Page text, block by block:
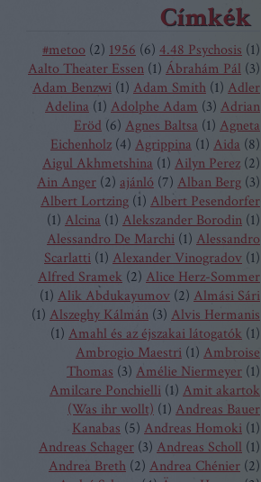
Címkék
#metoo (2) 1956 (6) 4.48 Psychosis (1)
Aalto Theater Essen (1) Ábrahám Pál (3)
Adam Benzwi (1) Adam Smith (1) Adler
Adelina (1) Adolphe Adam (3) Adrian
Eröd (6) Agnes Baltsa (1) Agneta
Eichenholz (4) Agrippina (1) Aida (8)
Aigul Akhmetshina (1) Ailyn Perez (2)
Ain Anger (2) ajánló (7) Alban Berg (3)
Albert Lortzing (1) Albert Pesendorfer
(1) Alcina (1) Alekszander Borodin (1)
Alessandro De Marchi (1) Alessandro
Scarlatti (1) Alexander Vinogradov (1)
Alfred Sramek (2) Alice Herz-Sommer
(1) Alik Abdukayumov (2) Almási Sári
(1) Alszeghy Kálmán (3) Alvis Hermanis
(1) Amahl és az éjszakai látogatók (1)
Ambrogio Maestri (1) Ambroise
Thomas (3) Amélie Niermeyer (1)
Amilcare Ponchielli (1) Amit akartok
(Was ihr wollt) (1) Andreas Bauer
Kanabas (5) Andreas Homoki (1)
Andreas Schager (3) Andreas Scholl (1)
Andrea Breth (2) Andrea Chénier (2)